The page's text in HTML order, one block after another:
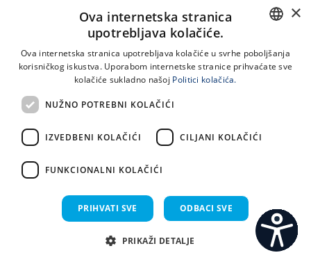
Spinčićeva 1, 21000 Split
LINKOVI
Uvjeti korištenja
CROATIAN
×
Ova internetska stranica
upotrebljava kolačiće.
Ova internetska stranica upotrebljava kolačiće u svrhe poboljšanja
korisničkog iskustva. Uporabom internetske stranice prihvaćate sve
kolačiće sukladno našoj Politici kolačića.
NUŽNO POTREBNI KOLAČIĆI
IZVEDBENI KOLAČIĆI CILJANI KOLAČIĆI
FUNKCIONALNI KOLAČIĆI
PRIHVATI SVE ODBACI SVE
PRIKAŽI DETALJE